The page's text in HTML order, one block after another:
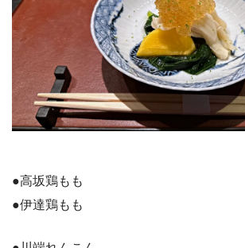
●高坂鶏もも
●伊達鶏もも